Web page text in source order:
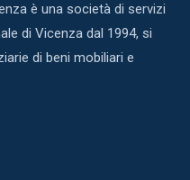
è una società di servizi
di Vicenza dal 1994, si
di beni mobiliari e